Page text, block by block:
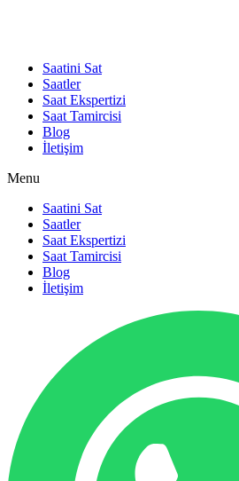
Saatini Sat
Saatler
Saat Ekspertizi
Saat Tamircisi
Blog
İletişim
Menu
Saatini Sat
Saatler
Saat Ekspertizi
Saat Tamircisi
Blog
İletişim